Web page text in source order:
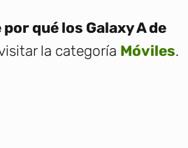
qué los Galaxy A de
la categoría Móviles.